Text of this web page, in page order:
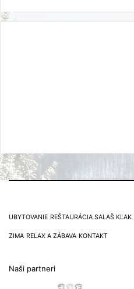
UBYTOVANIE REŠTAURÁCIA SALAŠ KĽAK
ZIMA RELAX A ZÁBAVA KONTAKT
Naši partneri